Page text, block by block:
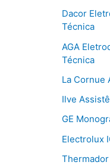
Dacor
Técnica
AGA
Técnica
La Cornue
Ilve
GE
Electrolux